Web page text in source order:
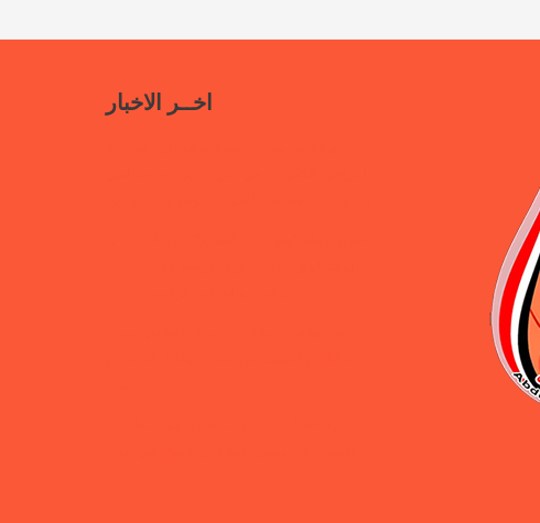
اخــر الاخبار